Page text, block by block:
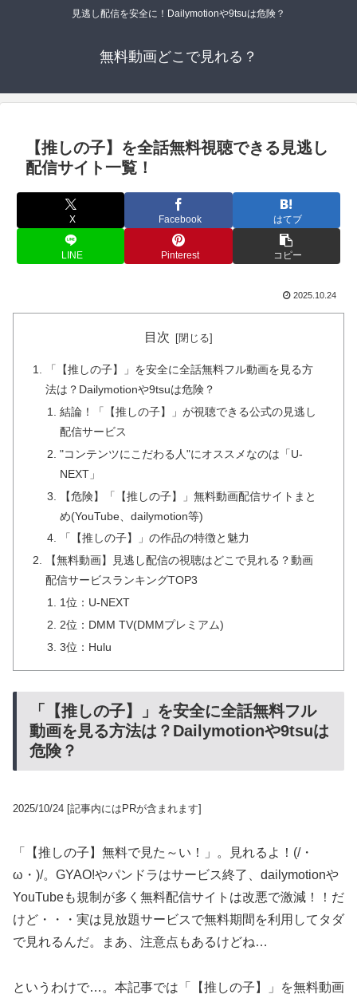
見逃し配信を安全に！Dailymotionや9tsuは危険？
無料動画どこで見れる？
【推しの子】を全話無料視聴できる見逃し
配信サイト一覧！
X Facebook はてブ
LINE Pinterest コピー
2025.10.24
目次
「【推しの子】」を安全に全話無料フル動画を見る方
法は？Dailymotionや9tsuは危険？
結論！「【推しの子】」が視聴できる公式の見逃し
配信サービス
"コンテンツにこだわる人"にオススメなのは「U-
NEXT」
【危険】「【推しの子】」無料動画配信サイトまと
め(YouTube、dailymotion等)
「【推しの子】」の作品の特徴と魅力
【無料動画】見逃し配信の視聴はどこで見れる？動画
配信サービスランキングTOP3
1位：U-NEXT
2位：DMM TV(DMMプレミアム)
3位：Hulu
「【推しの子】」を安全に全話無料フル
動画を見る方法は？Dailymotionや9tsuは
危険？
2025/10/24 [記事内にはPRが含まれます]
「【推しの子】無料で見た～い！」。見れるよ！(/・
ω・)/。GYAO!やパンドラはサービス終了、dailymotionや
YouTubeも規制が多く無料配信サイトは改悪で激減！！だ
けど・・・実は見放題サービスで無料期間を利用してタダ
で見れるんだ。まあ、注意点もあるけどね…
というわけで…。本記事では「【推しの子】」を無料動画